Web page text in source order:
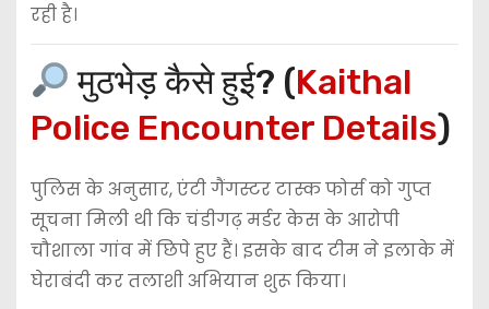
रही है।
मुठभेड़ कैसे हुई? (Kaithal
Police Encounter Details)
पुलिस के अनुसार, एंटी गैंगस्टर टास्क फोर्स को गुप्त
सूचना मिली थी कि चंडीगढ़ मर्डर केस के आरोपी
चौशाला गांवमें छिपे हुए हैं। इसके बाद टीम ने इलाके में
घेराबंदी कर तलाशी अभियान शुरू किया।